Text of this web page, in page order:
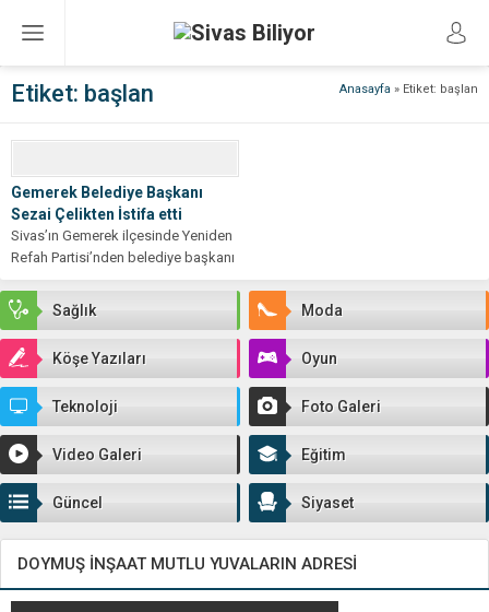
Anasayfa » Etiket: başlan
Etiket: başlan
Gemerek Belediye Başkanı
Sezai Çelikten İstifa etti
Sivas’ın Gemerek ilçesinde Yeniden
Refah Partisi’nden belediye başkanı
seçilen Sezai Çelikten, partisinden
istifa ettiğini duyurdu....
Sağlık Moda
Köşe Yazıları Oyun
Teknoloji Foto Galeri
Video Galeri Eğitim
Güncel Siyaset
DOYMUŞ İNŞAAT MUTLU YUVALARIN ADRESİ